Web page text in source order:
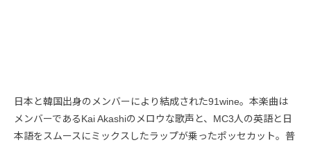
日本と韓国出身のメンバーにより結成された91wine。本楽曲は
メンバーであるKai Akashiのメロウな歌声と、MC3人の英語と日
本語をスムースにミックスしたラップが乗ったポッセカット。普